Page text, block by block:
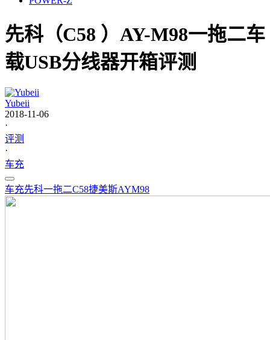
先科（C58 ）AY-M98一拖二车
载USB分线器开箱评测
Yubeii
2018-11-06
·
评测
·
车充
车充先科一拖二C58捷美斯AYM98